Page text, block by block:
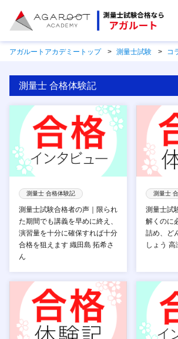
アガルートアカデミートップ 測量士試験 コ
測量士 合格体験記
測量士 合格体験記
測量士試験合格者の声｜限られ
た期間でも講義を早めに終え、
演習量を十分に確保すれば十分
合格を狙えます 織田島 拓希さ
ん
測量士
測量士試
解くのに
詰め、ど
しょう 高